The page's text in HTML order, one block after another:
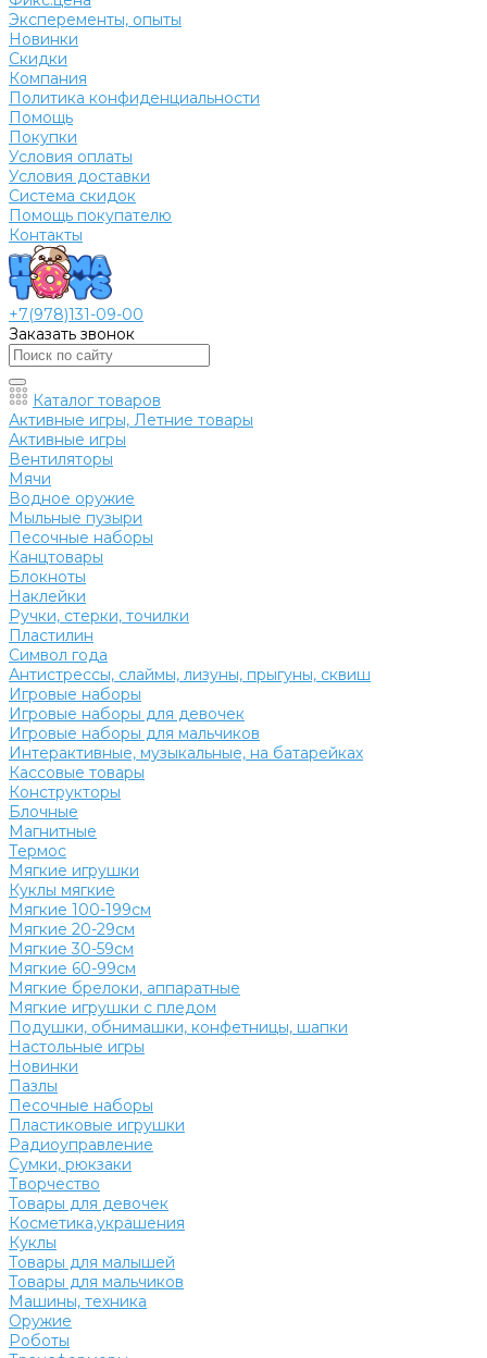
Эксперементы, опыты
Новинки
Скидки
Компания
Политика конфиденциальности
Помощь
Покупки
Условия оплаты
Условия доставки
Система скидок
Помощь покупателю
Контакты
+7(978)131-09-00
Заказать звонок
Каталог товаров
Активные игры, Летние товары
Активные игры
Вентиляторы
Мячи
Водное оружие
Мыльные пузыри
Песочные наборы
Канцтовары
Блокноты
Наклейки
Ручки, стерки, точилки
Пластилин
Символ года
Антистрессы, слаймы, лизуны, прыгуны, сквиш
Игровые наборы
Игровые наборы для девочек
Игровые наборы для мальчиков
Интерактивные, музыкальные, на батарейках
Кассовые товары
Конструкторы
Блочные
Магнитные
Термос
Мягкие игрушки
Куклы мягкие
Мягкие 100-199см
Мягкие 20-29см
Мягкие 30-59см
Мягкие 60-99см
Мягкие брелоки, аппаратные
Мягкие игрушки с пледом
Подушки, обнимашки, конфетницы, шапки
Настольные игры
Новинки
Пазлы
Песочные наборы
Пластиковые игрушки
Радиоуправление
Сумки, рюкзаки
Творчество
Товары для девочек
Косметика,украшения
Куклы
Товары для малышей
Товары для мальчиков
Машины, техника
Оружие
Роботы